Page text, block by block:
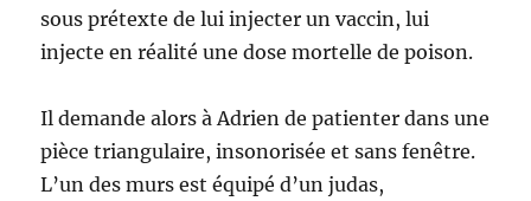
sous prétexte de lui injecter un vaccin, lui
injecte en réalité une dose mortelle de poison.
Il demande alors à Adrien de patienter dans une
pièce triangulaire, insonorisée et sans fenêtre.
L’un des murs est équipé d’un judas,